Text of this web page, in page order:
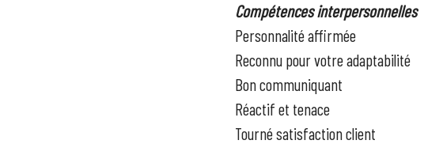
Compétences interpersonnelles
Personnalité affirmée
Reconnu pour votre adaptabilité
Bon communiquant
Réactif et tenace
Tourné satisfaction client